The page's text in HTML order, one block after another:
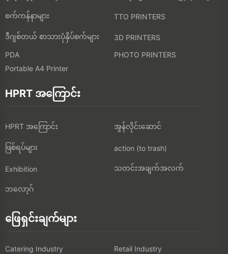
စက်ကန်နာများ TTO PRINTERS
ဒီဂျစ်တယ် စာသားပုံနှိပ်စက်များ
3D PRINTERS
PDA
PHOTO PRINTERS
Portable A4 Printer
HPRT အကြောင်း
HPRT အကြောင်း အွန်လိုင်းဆောင်
ဖြစ်ရပ်များ action (to trash)
Exhibition သတင်းအချက်အလက်
ဘလော့ဂ်
ဖြေရှင်းချက်များ
Catering Industry
Retail Industry